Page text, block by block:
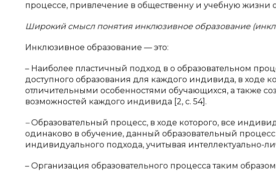
процессе, привлечение в общественну и учебную жизни
Широкий смысл понятия инклюзивное образование
Инклюзивное образование — это:
– Наиболее пластичный подход в о образовательном
доступного образования для каждого индивида, в ходе
отличительными особенностями обучающихся, а также
возможностей каждого индивида [2, с. 54].
–Образовательный процесс, в ходе которого, все
одинаково в обучение, данный образовательный
индивидуального подхода, учитывая интеллектуально-
– Организация образовательного процесса таким